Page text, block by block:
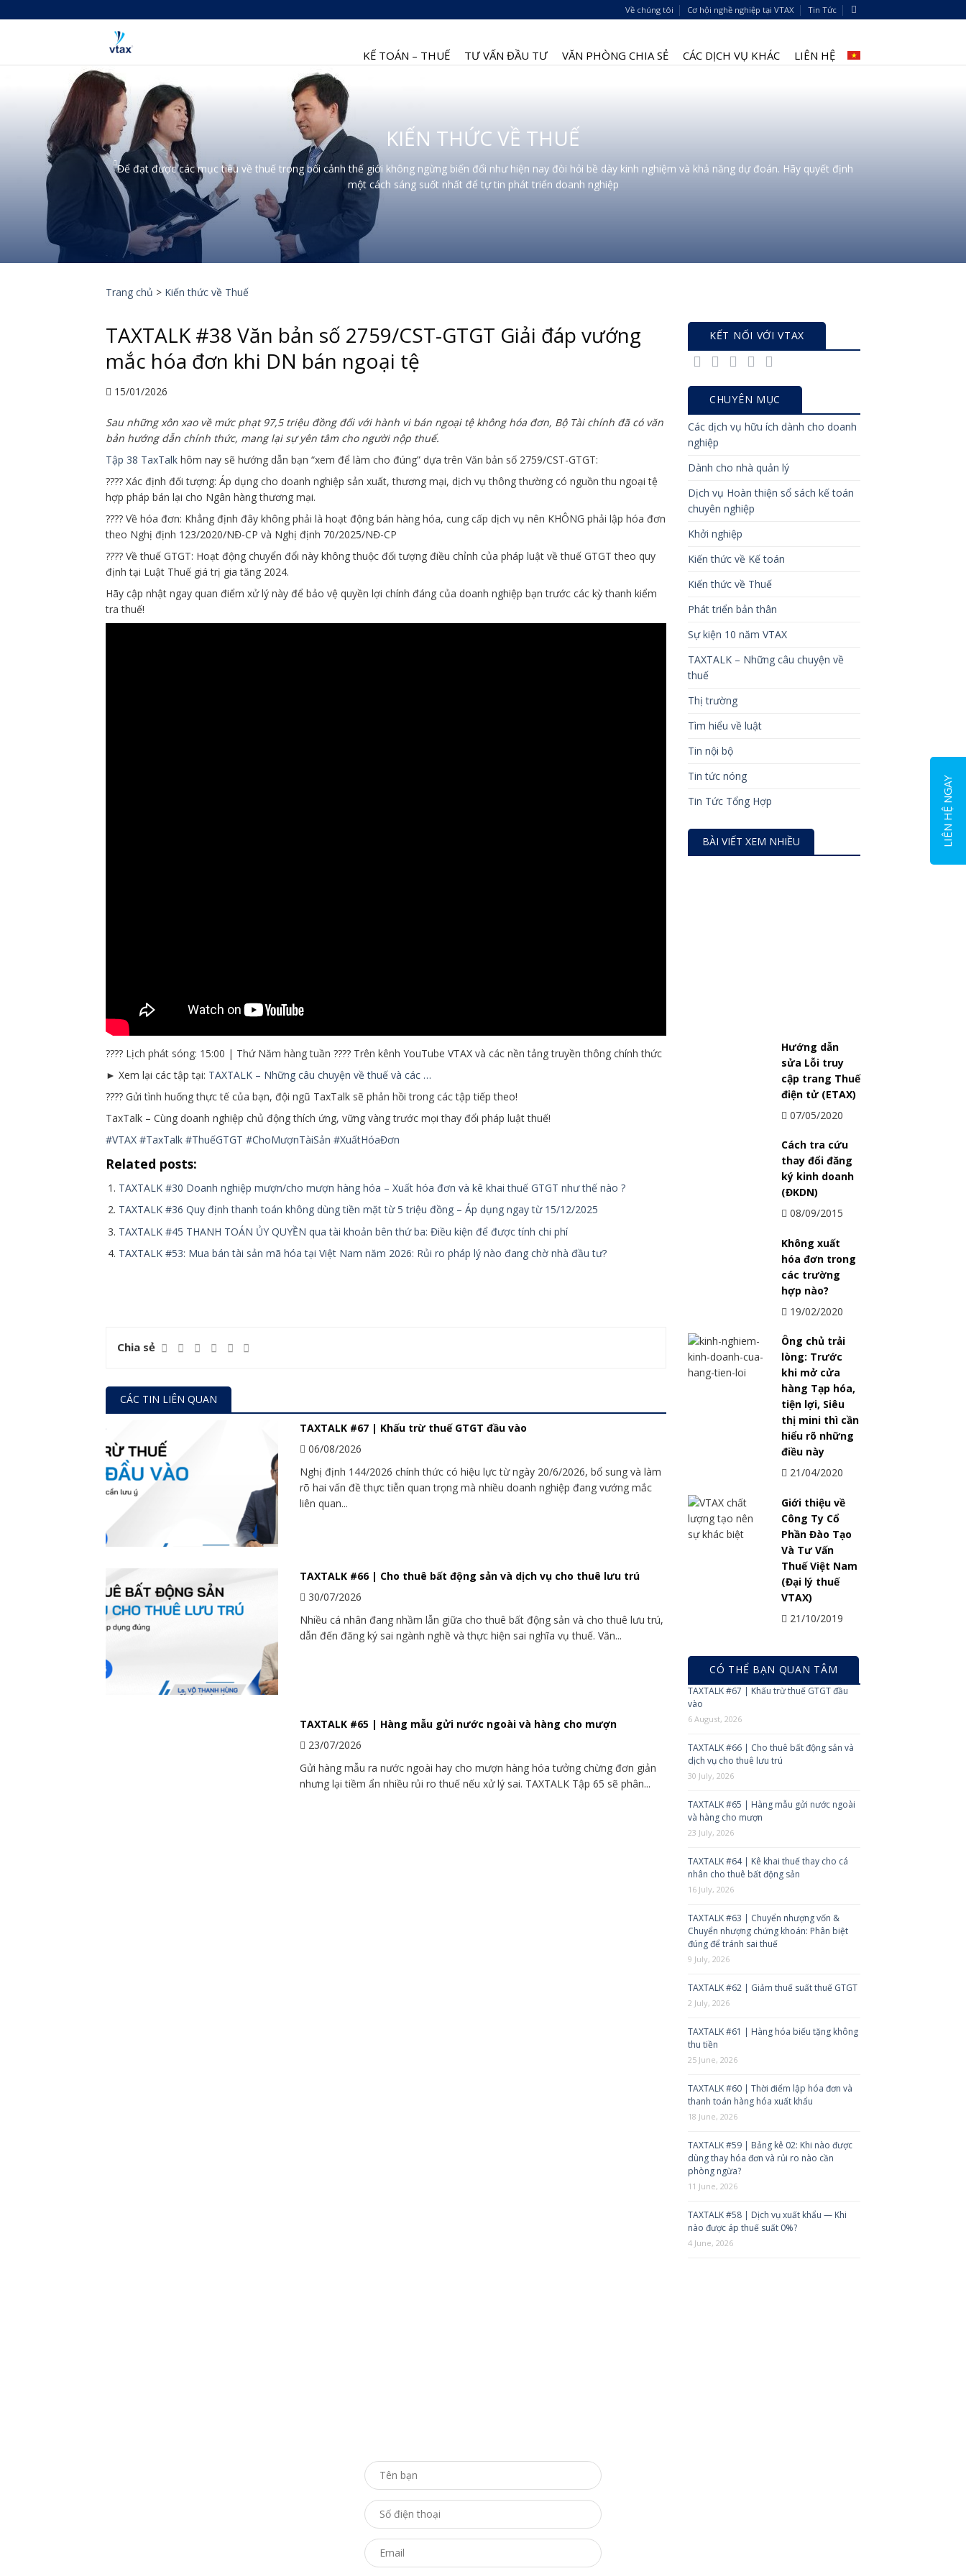
to
Về chúng tôi Cơ hội nghề nghiệp tại VTAX Tin Tức
KẾ TOÁN – THUẾ TƯ VẤN ĐẦU TƯ VĂN PHÒNG CHIA SẺ CÁC DỊCH VỤ KHÁC LIÊN HỆ
KIẾN THỨC VỀ THUẾ
Để đạt được các mục tiêu về thuế trong bối cảnh thế giới không ngừng biến đổi như hiện nay đòi hỏi bề dày kinh nghiệm và khả năng dự đoán. Hãy quyết định
một cách sáng suốt nhất để tự tin phát triển doanh nghiệp
Trang chủ > Kiến thức về Thuế
TAXTALK #38 Văn bản số 2759/CST-GTGT Giải đáp vướng
mắc hóa đơn khi DN bán ngoại tệ
15/01/2026
Sau những xôn xao về mức phạt 97,5 triệu đồng đối với hành vi bán ngoại tệ không hóa đơn, Bộ Tài chính đã có văn
bản hướng dẫn chính thức, mang lại sự yên tâm cho người nộp thuế.
Tập 38 TaxTalk hôm nay sẽ hướng dẫn bạn “xem để làm cho đúng” dựa trên Văn bản số 2759/CST-GTGT:
???? Xác định đối tượng: Áp dụng cho doanh nghiệp sản xuất, thương mại, dịch vụ thông thường có nguồn thu ngoại tệ
hợp pháp bán lại cho Ngân hàng thương mại.
???? Về hóa đơn: Khẳng định đây không phải là hoạt động bán hàng hóa, cung cấp dịch vụ nên KHÔNG phải lập hóa đơn
theo Nghị định 123/2020/NĐ-CP và Nghị định 70/2025/NĐ-CP
???? Về thuế GTGT: Hoạt động chuyển đổi này không thuộc đối tượng điều chỉnh của pháp luật về thuế GTGT theo quy
định tại Luật Thuế giá trị gia tăng 2024.
Hãy cập nhật ngay quan điểm xử lý này để bảo vệ quyền lợi chính đáng của doanh nghiệp bạn trước các kỳ thanh kiểm
tra thuế!
???? Lịch phát sóng: 15:00 | Thứ Năm hàng tuần ???? Trên kênh YouTube VTAX và các nền tảng truyền thông chính thức
► Xem lại các tập tại: TAXTALK – Những câu chuyện về thuế và các …
???? Gửi tình huống thực tế của bạn, đội ngũ TaxTalk sẽ phản hồi trong các tập tiếp theo!
TaxTalk – Cùng doanh nghiệp chủ động thích ứng, vững vàng trước mọi thay đổi pháp luật thuế!
#VTAX #TaxTalk #ThuếGTGT #ChoMượnTàiSản #XuấtHóaĐơn
Related posts:
TAXTALK #30 Doanh nghiệp mượn/cho mượn hàng hóa – Xuất hóa đơn và kê khai thuế GTGT như thế nào ?
TAXTALK #36 Quy định thanh toán không dùng tiền mặt từ 5 triệu đồng – Áp dụng ngay từ 15/12/2025
TAXTALK #45 THANH TOÁN ỦY QUYỀN qua tài khoản bên thứ ba: Điều kiện để được tính chi phí
TAXTALK #53: Mua bán tài sản mã hóa tại Việt Nam năm 2026: Rủi ro pháp lý nào đang chờ nhà đầu tư?
Chia sẻ
CÁC TIN LIÊN QUAN
TAXTALK #67 | Khấu trừ thuế GTGT đầu vào
06/08/2026
Nghị định 144/2026 chính thức có hiệu lực từ ngày 20/6/2026, bổ sung và làm
rõ hai vấn đề thực tiễn quan trọng mà nhiều doanh nghiệp đang vướng mắc
liên quan...
TAXTALK #66 | Cho thuê bất động sản và dịch vụ cho thuê lưu trú
30/07/2026
Nhiều cá nhân đang nhầm lẫn giữa cho thuê bất động sản và cho thuê lưu trú,
dẫn đến đăng ký sai ngành nghề và thực hiện sai nghĩa vụ thuế. Văn...
TAXTALK #65 | Hàng mẫu gửi nước ngoài và hàng cho mượn
23/07/2026
Gửi hàng mẫu ra nước ngoài hay cho mượn hàng hóa tưởng chừng đơn giản
nhưng lại tiềm ẩn nhiều rủi ro thuế nếu xử lý sai. TAXTALK Tập 65 sẽ phân...
KẾT NỐI VỚI VTAX
CHUYÊN MỤC
Các dịch vụ hữu ích dành cho doanh
nghiệp
Dành cho nhà quản lý
Dịch vụ Hoàn thiện sổ sách kế toán
chuyên nghiệp
Khởi nghiệp
Kiến thức về Kế toán
Kiến thức về Thuế
Phát triển bản thân
Sự kiện 10 năm VTAX
TAXTALK – Những câu chuyện về
thuế
Thị trường
Tìm hiểu về luật
Tin nội bộ
Tin tức nóng
Tin Tức Tổng Hợp
BÀI VIẾT XEM NHIỀU
Hướng dẫn
sửa Lỗi truy
cập trang Thuế
điện tử (ETAX)
07/05/2020
Cách tra cứu
thay đổi đăng
ký kinh doanh
(ĐKDN)
08/09/2015
Không xuất
hóa đơn trong
các trường
hợp nào?
19/02/2020
Ông chủ trải
lòng: Trước
khi mở cửa
hàng Tạp hóa,
tiện lợi, Siêu
thị mini thì cần
hiểu rõ những
điều này
21/04/2020
Giới thiệu về
Công Ty Cổ
Phần Đào Tạo
Và Tư Vấn
Thuế Việt Nam
(Đại lý thuế
VTAX)
21/10/2019
CÓ THỂ BẠN QUAN TÂM
TAXTALK #67 | Khấu trừ thuế GTGT đầu
vào
6 August, 2026
TAXTALK #66 | Cho thuê bất động sản và
dịch vụ cho thuê lưu trú
30 July, 2026
TAXTALK #65 | Hàng mẫu gửi nước ngoài
và hàng cho mượn
23 July, 2026
TAXTALK #64 | Kê khai thuế thay cho cá
nhân cho thuê bất động sản
16 July, 2026
TAXTALK #63 | Chuyển nhượng vốn &
Chuyển nhượng chứng khoán: Phân biệt
đúng để tránh sai thuế
9 July, 2026
TAXTALK #62 | Giảm thuế suất thuế GTGT
2 July, 2026
TAXTALK #61 | Hàng hóa biếu tặng không
thu tiền
25 June, 2026
TAXTALK #60 | Thời điểm lập hóa đơn và
thanh toán hàng hóa xuất khẩu
18 June, 2026
TAXTALK #59 | Bảng kê 02: Khi nào được
dùng thay hóa đơn và rủi ro nào cần
phòng ngừa?
11 June, 2026
TAXTALK #58 | Dịch vụ xuất khẩu — Khi
nào được áp thuế suất 0%?
4 June, 2026
LIÊN HỆ NGAY